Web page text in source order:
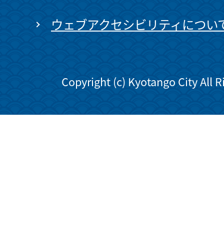
ウェブアクセシビリティについ
Copyright (c) Kyotango City All